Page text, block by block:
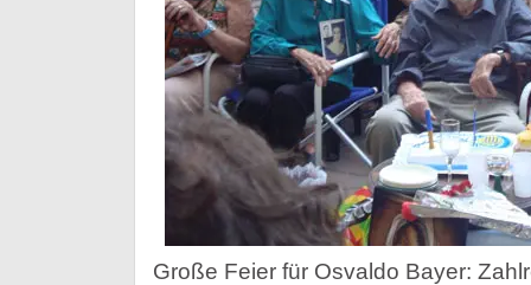
Große Feier für Osvaldo Bayer: